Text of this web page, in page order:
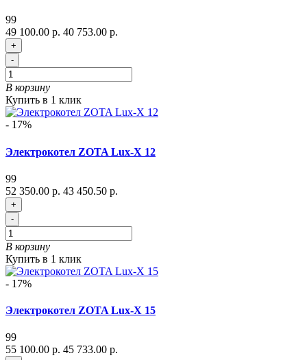
99
49 100.00 р. 40 753.00 р.
+
-
В корзину
Купить в 1 клик
- 17%
Электрокотел ZOTA Lux-X 12
99
52 350.00 р. 43 450.50 р.
+
-
В корзину
Купить в 1 клик
- 17%
Электрокотел ZOTA Lux-X 15
99
55 100.00 р. 45 733.00 р.